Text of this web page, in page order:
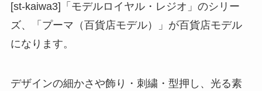
[st-kaiwa3]「モデルロイヤル・レジオ」のシリー
ズ、「プーマ（百貨店モデル）」が百貨店モデル
になります。
デザインの細かさや飾り・刺繍・型押し、光る素